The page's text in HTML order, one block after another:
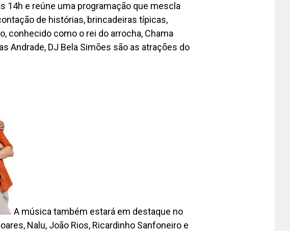
14h e reúne uma programação que mescla
de histórias, brincadeiras típicas,
conhecido como o rei do arrocha, Chama
Andrade, DJ Bela Simões são as atrações do
A música também estará em destaque no
Nalu, João Rios, Ricardinho Sanfoneiro e